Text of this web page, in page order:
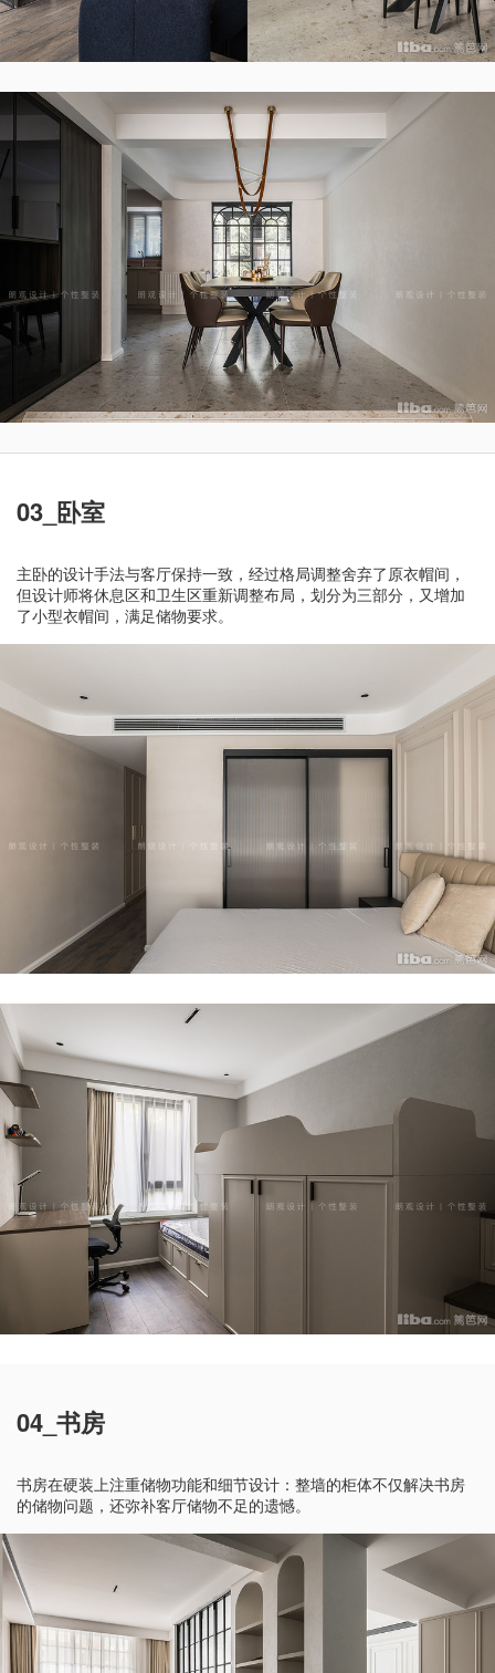
03_卧室
主卧的设计手法与客厅保持一致，经过格局调整舍弃了原衣帽间，
但设计师将休息区和卫生区重新调整布局，划分为三部分，又增加
了小型衣帽间，满足储物要求。
04_书房
书房在硬装上注重储物功能和细节设计：整墙的柜体不仅解决书房
的储物问题，还弥补客厅储物不足的遗憾。